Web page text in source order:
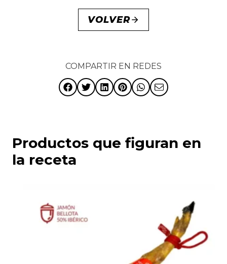
VOLVER
COMPARTIR EN REDES
Productos que figuran en
la receta